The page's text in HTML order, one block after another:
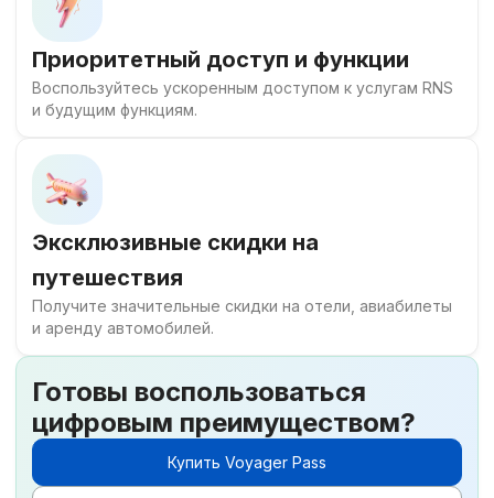
Приоритетный доступ и функции
Воспользуйтесь ускоренным доступом к услугам RNS
и будущим функциям.
Эксклюзивные скидки на
путешествия
Получите значительные скидки на отели, авиабилеты
и аренду автомобилей.
Готовы воспользоваться
цифровым преимуществом?
Купить Voyager Pass